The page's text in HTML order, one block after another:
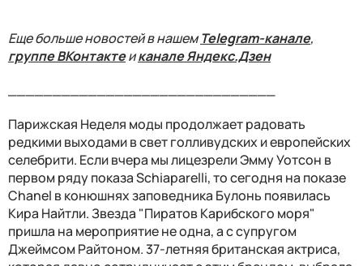
Еще больше новостей в нашемTelegram-канале,
группе ВКонтактеиканале Яндекс.Дзен
Парижская Неделя моды продолжает радовать
редкими выходами в свет голливудских и европейских
селебрити. Если вчера мы лицезрели Эмму Уотсон в
первом ряду показа Schiaparelli, то сегодня на показе
Chanel в конюшнях заповедника Булонь появилась
Кира Найтли. Звезда "Пиратов Карибского моря"
пришла на мероприятие не одна, а с супругом
Джеймсом Райтоном. 37-летняя британская актриса,